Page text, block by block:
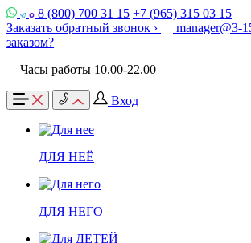
8 (800) 700 31 15 +7 (965) 315 03 15
Заказать обратный звонок ›
manager@3-
заказом?
Часы работы 10.00-22.00
Вход
ДЛЯ НЕЁ
ДЛЯ НЕГО